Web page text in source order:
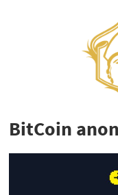
BitCoin